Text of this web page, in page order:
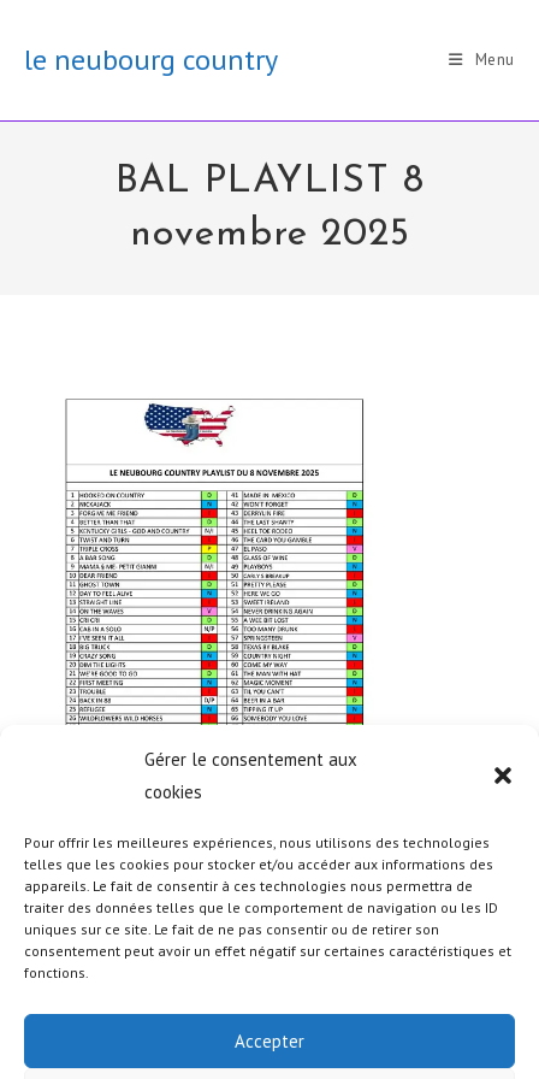
Gérer le consentement aux
cookies
Pour offrir les meilleures expériences, nous utilisons des technologies
telles que les cookies pour stocker et/ou accéder aux informations des
appareils. Le fait de consentir à ces technologies nous permettra de
traiter des données telles que le comportement de navigation ou les ID
uniques sur ce site. Le fait de ne pas consentir ou de retirer son
consentement peut avoir un effet négatif sur certaines caractéristiques et
fonctions.
Accepter
contentle neubourg country Menu
BAL PLAYLIST 8
novembre 2025